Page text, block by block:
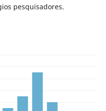
pesquisadores.